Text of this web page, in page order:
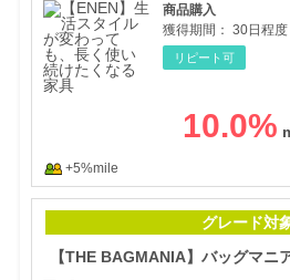
商品購入
獲得期間： 30日程度
リピート可
10.0%
+5%mile
グレード対
【THE BAGMANIA】バッグマニ